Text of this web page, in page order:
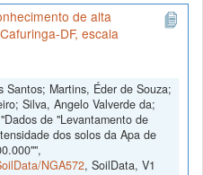
de alta
DF, escala
Santos; Martins, Éder de Souza;
Silva, Angelo Valverde da;
de "Levantamento de
dos solos da Apa de
NGA572, SoilData, V1